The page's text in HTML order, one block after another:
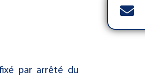
par arrêté du